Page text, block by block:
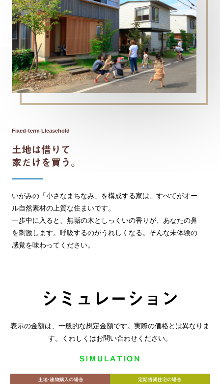
Fixed-term Lleasehold
土地は借りて
家だけを買う。
いがみの「小さなまちなみ」を構成する家は、すべてがオー
ル自然素材の上質な住まいです。
一歩中に入ると、無垢の木としっくいの香りが、あなたの鼻
を刺激します。呼吸するのがうれしくなる。そんな未体験の
感覚を味わってください。
シミュレーション
表示の金額は、一般的な想定金額です。実際の価格とは異なりま
す。くわしくはお問い合わせください。
SIMULATION